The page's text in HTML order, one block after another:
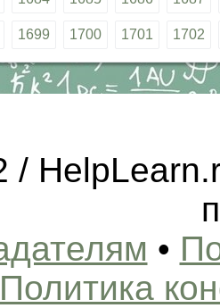
1699 1700 1701 1702
/
•
Политика